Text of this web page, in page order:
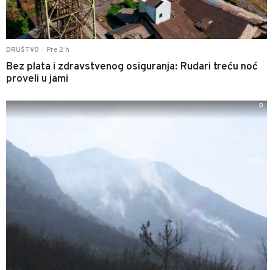
DRUŠTVO Pre 2 h
Bez plata i zdravstvenog osiguranja: Rudari treću noć
proveli u jami
0